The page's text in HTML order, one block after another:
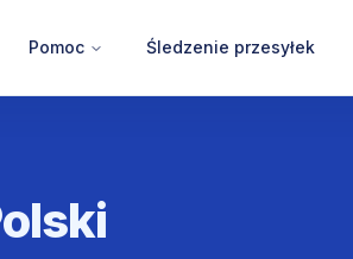
Pomoc Śledzenie przesyłek